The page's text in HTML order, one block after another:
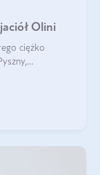
Olini
ciężko